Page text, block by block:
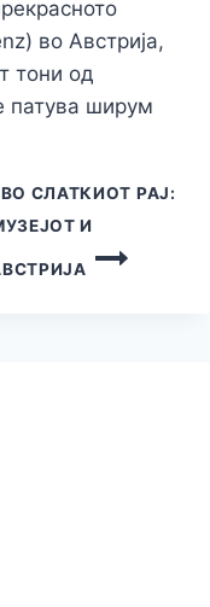
во Австрија,
тони од
патува ширум
СЛАТКИОТ РАЈ:
И